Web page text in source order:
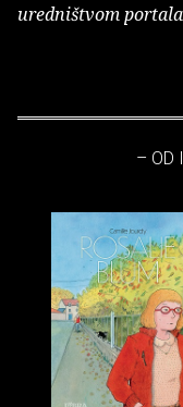
uredništvom
– OD